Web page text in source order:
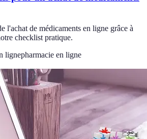
l'achat de médicaments en ligne grâce à
checklist pratique.
lignepharmacie en ligne